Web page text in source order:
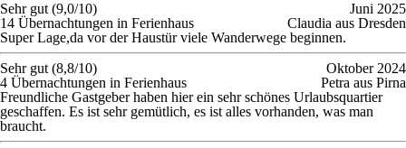
Sehr gut (9,0/10)
Juni 2025
14 Übernachtungen in Ferienhaus
Claudia aus Dresden
Super Lage,da vor der Haustür viele Wanderwege beginnen.
Sehr gut (8,8/10)
Oktober 2024
4 Übernachtungen in Ferienhaus
Petra aus Pirna
Freundliche Gastgeber haben hier ein sehr schönes Urlaubsquartier
geschaffen. Es ist sehr gemütlich, es ist alles vorhanden, was man
braucht.